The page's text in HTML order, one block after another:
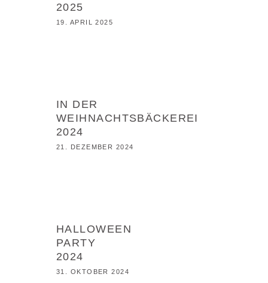
025
19. APRIL 2025
IN DER
WEIHNACHTSBÄCKEREI
2024
21. DEZEMBER 2024
HALLOWEEN
PARTY
2024
31. OKTOBER 2024